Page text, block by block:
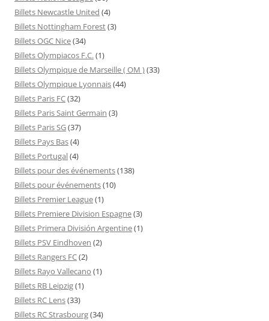
Billets Newcastle United (4)
Billets Nottingham Forest(3)
Billets OGC Nice(34)
Billets Olympiacos F.C.(1)
Billets Olympique de Marseille ( OM )(33)
Billets Olympique Lyonnais(44)
Billets Paris FC(32)
Billets Paris Saint Germain (3)
Billets Paris SG(37)
Billets Pays Bas(4)
Billets Portugal(4)
Billets pour des événements(138)
Billets pour événements(10)
Billets Premier League(1)
Billets Premiere Division Espagne(3)
Billets Primera División Argentine(1)
Billets PSV Eindhoven (2)
Billets Rangers FC(2)
Billets Rayo Vallecano (1)
Billets RB Leipzig(1)
Billets RC Lens(33)
Billets RC Strasbourg(34)